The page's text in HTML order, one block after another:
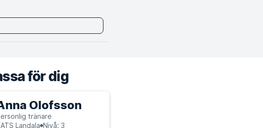
för dig
Olofsson
tränare
Landala Nivå: 3